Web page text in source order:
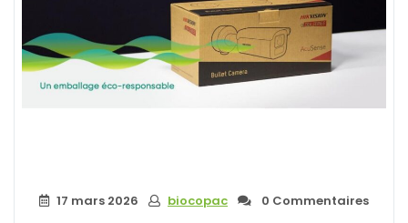
17 mars 2026 biocopac 0 Commentaires